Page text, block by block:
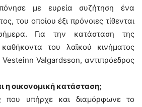
με ευρεία συζήτηση ένα
του οποίου έξι πρόνοιες τίθενται
Για την κατάσταση της
του λαϊκού κινήματος
Valgardsson, αντιπρόεδρος
οικονομική κατάσταση;
που υπήρχε και διαμόρφωνε το